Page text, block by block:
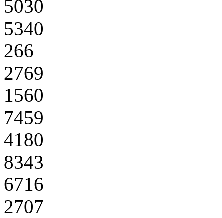
5030
5340
266
2769
1560
7459
4180
8343
6716
2707